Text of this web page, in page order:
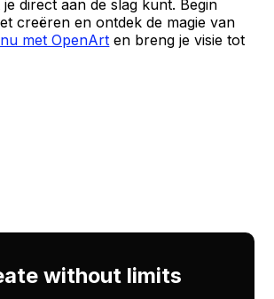
direct aan de slag kunt. Begin
creëren en ontdek de magie van
met OpenArt en breng je visie tot
without limits